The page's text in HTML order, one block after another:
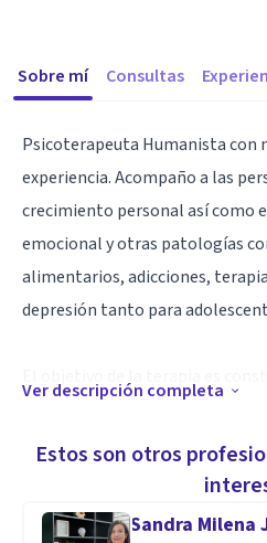
Sobre mí Consultas
Psicoterapeuta Humanista con
experiencia. Acompaño a las
crecimiento personal así como
emocional y otras patologías
alimentarios, adicciones,
depresión tanto para
malestar, para así fomentar la
Ver descripción completa
Estos son otros
Sandra Milena